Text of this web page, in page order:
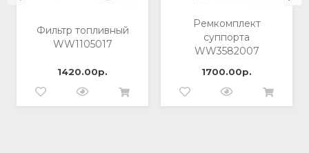
Фильтр топливный
WW1105017
1420.00р.
Ремкомплект
суппорта
WW3582007
1700.00р.